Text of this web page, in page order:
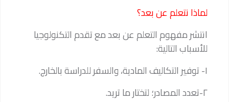
لماذا نتعلم عن بعد؟
انتشر مفهوم التعلم عن بعد مع تقدم التكنولوجيا
للأسباب التالية:
١- توفير التكاليف المادية، والسفر للدراسة بالخارج.
٢-تعدد المصادر؛ لتختار ما تريد.